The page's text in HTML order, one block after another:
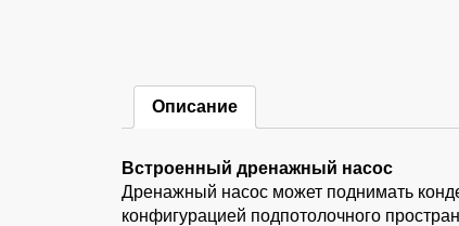
Описание
Встроенный дренажный насос
Дренажный насос может поднимать
конфигурацией подпотолочного